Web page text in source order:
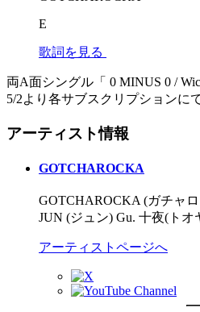
E
歌詞を見る
両A面シングル「 0 MINUS 0 /
5/2より各サブスクリプションに
アーティスト情報
GOTCHAROCKA
GOTCHAROCKA (ガチャ
JUN (ジュン) Gu. 十夜(トオ
アーティストページへ